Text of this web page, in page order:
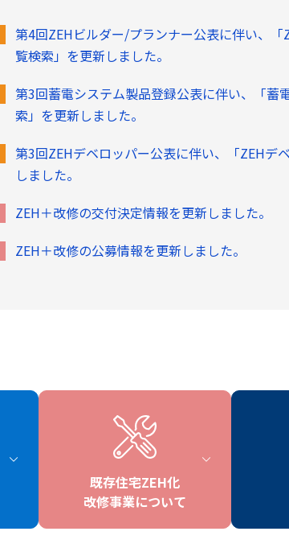
第4回ZEHビルダー/プランナー公表に伴い、
覧検索」を更新しました。
第3回蓄電システム製品登録公表に伴い、「蓄
索」を更新しました。
第3回ZEHデベロッパー公表に伴い、「ZEHデ
しました。
ZEH＋改修の交付決定情報を更新しました。
ZEH＋改修の公募情報を更新しました。
既存住宅ZEH化
改修事業について